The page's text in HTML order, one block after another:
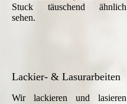
Stuck täuschend ähnlich
sehen.
Lackier- & Lasurarbeiten
Wir lackieren und lasieren